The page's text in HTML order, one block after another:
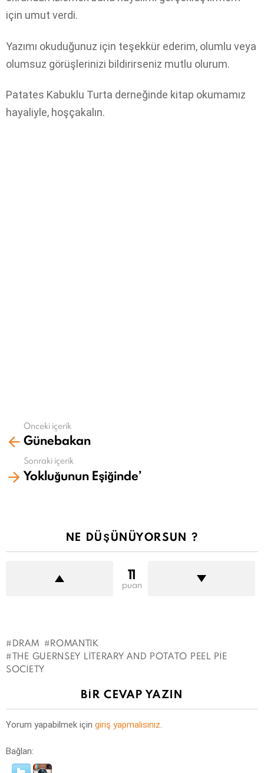
için umut verdi.
Yazımı okuduğunuz için teşekkür ederim, olumlu veya
olumsuz görüşlerinizi bildirirseniz mutlu olurum.
Patates Kabuklu Turta derneğinde kitap okumamız
hayaliyle, hoşçakalın.
Daha
fazla
Önceki içerik
Günebakan
Sonraki içerik
Yokluğunun Eşiğinde’
NE DÜŞÜNÜYORSUN ?
11
puan
DRAM
ROMANTIK
THE GUERNSEY LITERARY AND POTATO PEEL PIE
SOCIETY
BIR CEVAP YAZIN
Yorum yapabilmek için giriş yapmalısınız.
Bağlan: